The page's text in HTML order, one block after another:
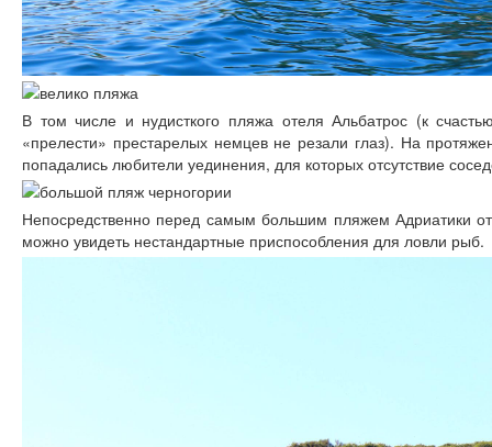
В том числе и нудисткого пляжа отеля Альбатрос (к
«прелести» престарелых немцев не резали глаз). На
попадались любители уединения, для которых отсутствие
Непосредственно перед самым большим пляжем Адриатики
можно увидеть нестандартные приспособления для ловли рыб.